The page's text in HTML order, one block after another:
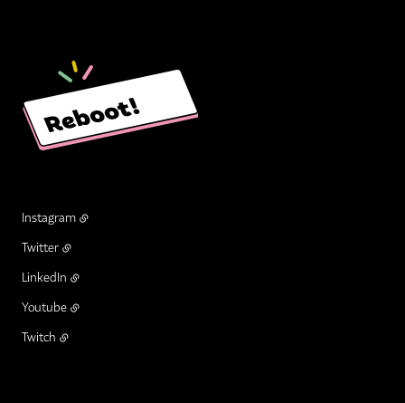
Instagram
Twitter
LinkedIn
Youtube
Twitch